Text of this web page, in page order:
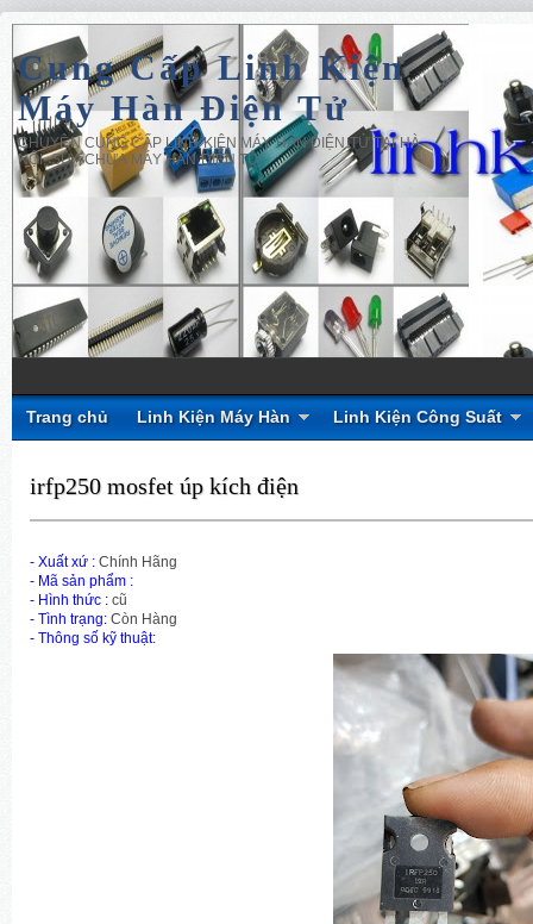
Cung Cấp Linh Kiện
Máy Hàn Điện Tử
CHUYÊN CUNG CẤP LINH KIỆN MÁY HÀN ĐIỆN TỬ TẠI HÀ
NỘI, SỬA CHỮA MÁY HÀN ĐIỆN TỬ
Trang chủ Linh Kiện Máy Hàn Linh Kiện Công Suất
irfp250 mosfet úp kích điện
- Xuất xứ : Chính Hãng
- Mã sản phẩm :
- Hình thức : cũ
- Tình trạng: Còn Hàng
- Thông số kỹ thuật: